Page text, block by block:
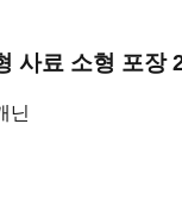
사료 소형 포장
닌